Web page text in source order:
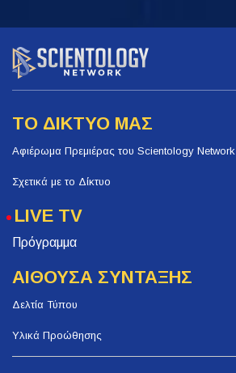
ΤΟ ΔΙΚΤΥΟ ΜΑΣ
Αφιέρωμα Πρεμιέρας του Scientology Network
Σχετικά με το Δίκτυο
LIVE TV
Πρόγραμμα
ΑΙΘΟΥΣΑ ΣΥΝΤΑΞΗΣ
Δελτία Τύπου
Υλικά Προώθησης